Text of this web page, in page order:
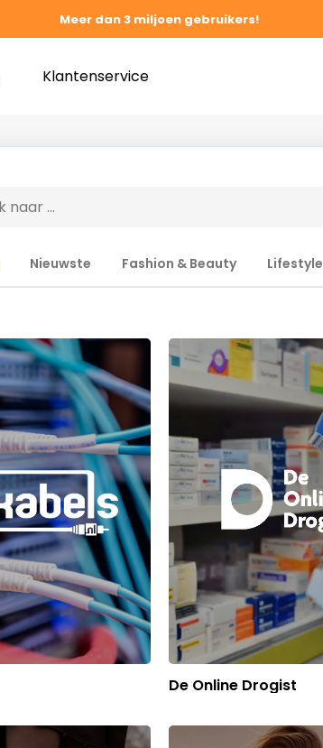
Meer dan 3 miljoen gebruikers!
Klantenservice
Nieuwste Fashion & Beauty Lifestyle
De Online Drogist